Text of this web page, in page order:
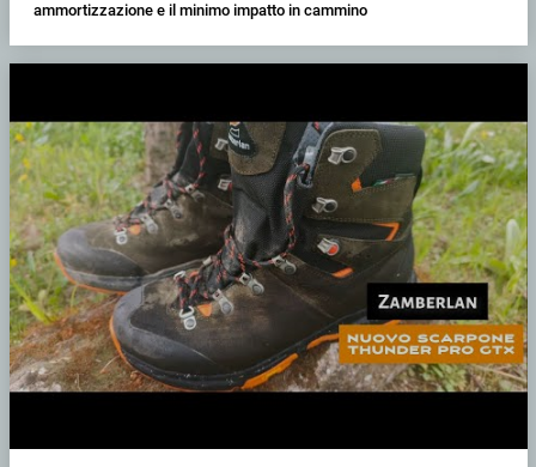
ammortizzazione e il minimo impatto in cammino